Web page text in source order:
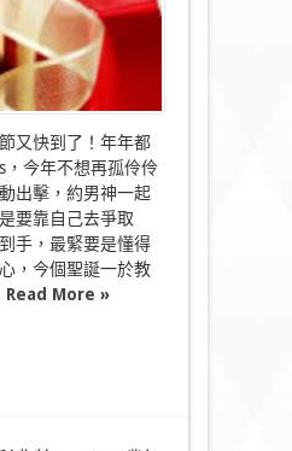
又快到了！年年都
，今年不想再孤伶伶
出擊，約男神一起
要靠自己去爭取
手，最緊要是懂得
，今個聖誕一於教
Read More »